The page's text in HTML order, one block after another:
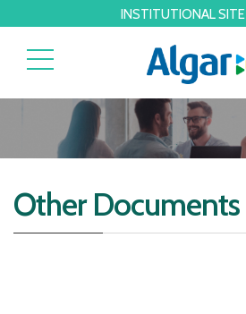
INSTITUTIONAL SITE
Other Documents